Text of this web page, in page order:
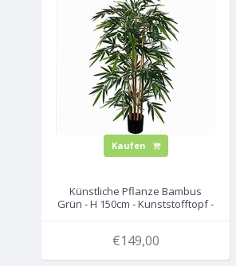
Kaufen
Künstliche Pflanze Bambus
Grün - H 150cm - Kunststofftopf -
€149,00